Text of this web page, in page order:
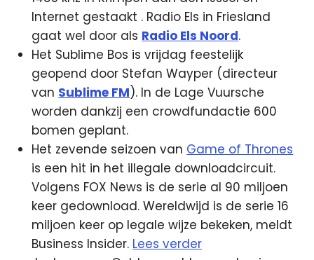
Internet gestaakt . Radio Els in Friesland
gaat wel door als Radio Els Noord.
Het Sublime Bos is vrijdag feestelijk
geopend door Stefan Wayper (directeur
van Sublime FM). In de Lage Vuursche
worden dankzij een crowdfundactie 600
bomen geplant.
Het zevende seizoen van Game of Thrones
is een hit in het illegale downloadcircuit.
Volgens FOX News is de serie al 90 miljoen
keer gedownload. Wereldwijd is de serie 16
miljoen keer op legale wijze bekeken, meldt
Business Insider. Lees verder